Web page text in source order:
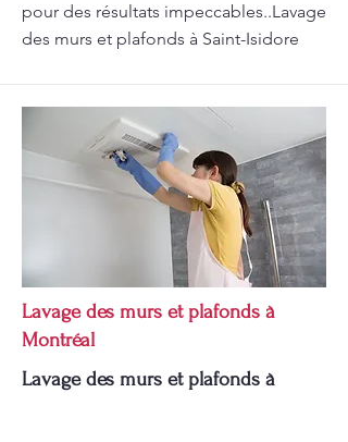
pour des résultats impeccables..Lavage
des murs et plafonds à Saint-Isidore
Lavage des murs et plafonds à
Montréal
Lavage des murs et plafonds à